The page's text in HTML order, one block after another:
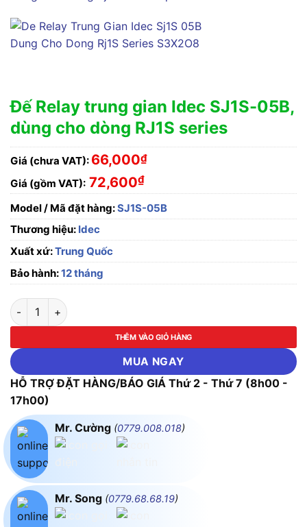
Đế Relay trung gian Idec SJ1S-05B,
dùng cho dòng RJ1S series
Giá (chưa VAT): 66,000₫
Giá (gồm VAT): 72,600₫
Model / Mã đặt hàng:SJ1S-05B
Thương hiệu: Idec
Xuất xứ:Trung Quốc
Bảo hành:12 tháng
Đế Relay trung gian Idec SJ1S-05B, dùng cho dòng RJ1S
THÊM VÀO GIỎ HÀNG
MUA NGAY
HỖ TRỢ ĐẶT HÀNG/BÁO GIÁ Thứ 2 - Thứ 7 (8h00 -
17h00)
Mr. Cường (0779.008.018)
Mr. Song (0779.68.68.19)